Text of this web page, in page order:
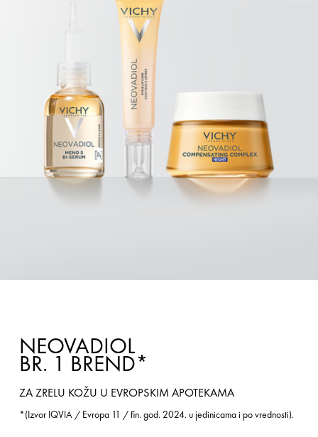
NEOVADIOL
BR. 1 BREND*
ZA ZRELU KOŽU U EVROPSKIM APOTEKAMA
*(Izvor IQVIA / Evropa 11 / fin. god. 2024. u jedinicama i po vrednosti).